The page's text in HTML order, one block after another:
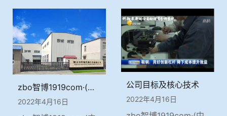
zbo智博1919com·(中国有限公司)官方网站简介
2022年4月16日
公司目标及核心技术
2022年4月16日